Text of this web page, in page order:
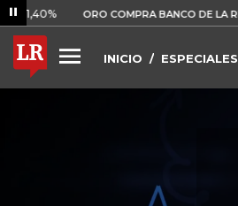
ORO COMPRA BANCO DE LA REPÚBLICA
INICIO ESPECIALES